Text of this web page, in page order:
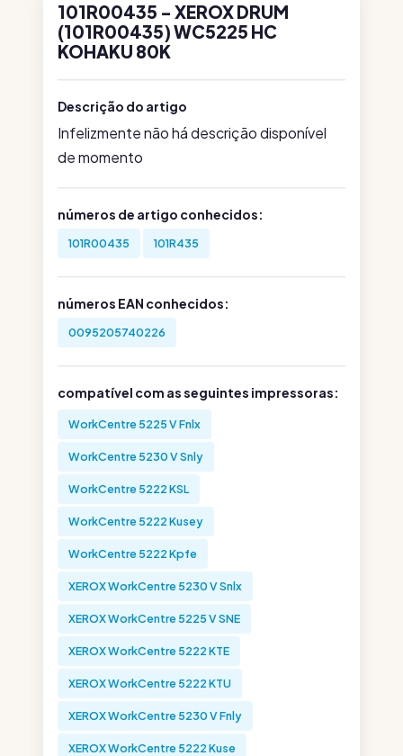
101R00435 - XEROX DRUM
(101R00435) WC5225 HC
KOHAKU 80K
Descrição do artigo
Infelizmente não há descrição disponível
de momento
números de artigo conhecidos:
101R00435 101R435
números EAN conhecidos:
0095205740226
compatível com as seguintes impressoras:
WorkCentre 5225 V Fnlx
WorkCentre 5230 V Snly
WorkCentre 5222 KSL
WorkCentre 5222 Kusey
WorkCentre 5222 Kpfe
XEROX WorkCentre 5230 V Snlx
XEROX WorkCentre 5225 V SNE
XEROX WorkCentre 5222 KTE
XEROX WorkCentre 5222 KTU
XEROX WorkCentre 5230 V Fnly
XEROX WorkCentre 5222 Kuse